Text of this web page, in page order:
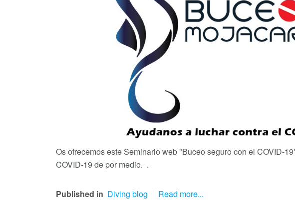
Os ofrecemos este Seminario web "Buceo seguro con el COVID-
COVID-19 de por medio. .
Published in Diving blog Read more...